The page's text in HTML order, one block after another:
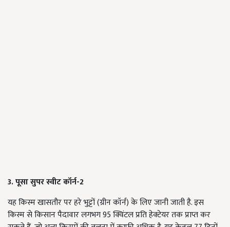
3. पूसा सुपर स्वीट कॉर्न-2
यह किस्म खासतौर पर हरे भुट्टों (ग्रीन कॉर्न) के लिए जानी जाती है. इस
किस्म से किसान पैदावार लगभग 95 क्विंटल प्रति हेक्टेयर तक प्राप्त कर